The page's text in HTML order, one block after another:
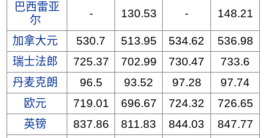
巴西雷亚
尔
- 130.53 - 148.21
加拿大元 530.7 513.95 534.62
536.98
瑞士法郎
725.37 702.99 730.47
733.6
丹麦克朗
96.5 93.52 97.28
97.74
欧元
719.01 696.67 724.32
726.65
英镑
837.86 811.83 844.03
847.77